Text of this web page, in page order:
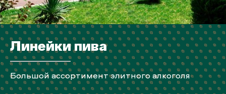
Линейки пива
Большой ассортимент элитного алкоголя